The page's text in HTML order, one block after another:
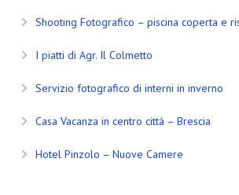
Shooting Fotografico – piscina coperta e
I piatti di Agr. Il Colmetto
Servizio fotografico di interni in inverno
Casa Vacanza in centro città – Brescia
Hotel Pinzolo – Nuove Camere